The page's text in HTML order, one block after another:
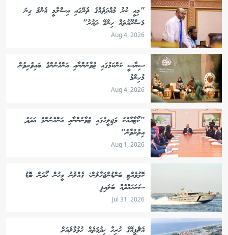
"މިއީ ކުރު މުއްދަތެއްގެ ތެރޭގައި އިސްލާމީ އެންމެ ގިނަ
މަޝްރޫއުތައް ހިންގޭ ދައުރު"
Aug 4, 2026
ސިޔާސީ ކަންކަމުގައި ޒުވާނުންނާއި އަންހެނުންގެ ބައިވެރިވުން
މުހިންމު
Aug 4, 2026
"ކޯޓާއާއެކު މަޖިލީހުގައި ޒުވާނުންނާއި އަންހެނުންގެ އަދަދު
އިތުރުވާނެ"
Aug 1, 2026
ކޮޅުވެއްޓި ބަންޑުންޖަހާލުން: ގެއްލުނު މީހުން ހޯދަން ބޮޑު
ސަރަހައްދެއް ބަލައިފި
Jul 31, 2026
އެޗްޕީއޭގެ ހުރިހާ ޚިދުމަތެއް ހުޅުމާލެއަށް